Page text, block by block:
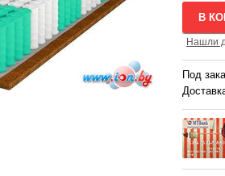
В
Нашли
Под